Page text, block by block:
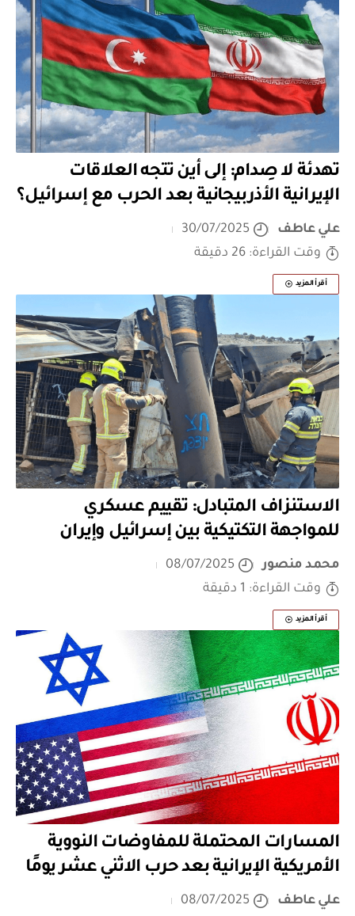
تهدئة لا صِدام: إلى أين تتجه العلاقات
الإيرانية الأذربيجانية بعد الحرب مع إسرائيل؟
علي عاطف
30/07/2025
وقت القراءة: 26 دقيقة
أقرأ المزيد
الاستنزاف المتبادل: تقييم عسكري
للمواجهة التكتيكية بين إسرائيل وإيران
محمد منصور
08/07/2025
وقت القراءة: 1 دقيقة
أقرأ المزيد
المسارات المحتملة للمفاوضات النووية
الأمريكية الإيرانية بعد حرب الاثني عشر يومًا
علي عاطف
08/07/2025